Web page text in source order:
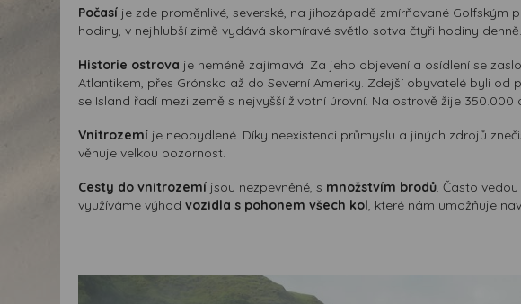
Počasí je zde proměnlivé, severské, na jihozápadě zmírňované
hodiny, v nejhlubší zimě vydává skomíravé světlo sotva čtyři hodiny denně.
Historie ostrova je neméně zajímavá. Za jeho objevení a osídlení se
Atlantikem, přes Grónsko až do Severní Ameriky. Zdejší obyvatelé byli
se Island řadí mezi země s nejvyšší životní úrovní. Na ostrově žije
Vnitrozemí je neobydlené. Díky neexistenci průmyslu a jiných zdrojů
věnuje velkou pozornost.
Cesty do vnitrozemí jsou nezpevněné, s množstvím brodů. Často vedou
využíváme výhod vozidla s pohonem všech kol, které nám umožňuje